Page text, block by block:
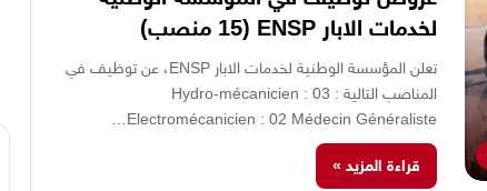
لخدمات الابار ENSP (15 منصب)
تعلن المؤسسة الوطنية لخدمات الابار ENSP، عن توظيف في
المناصب التالية : Hydro-mécanicien : 03
Electromécanicien : 02 Médecin Généraliste…
قراءة المزيد »